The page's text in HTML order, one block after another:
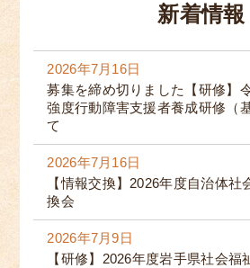
新着情報
2026年7月16日
募集を締め切りました【研修】
強度行動障害支援者養成研修（
て
2026年7月16日
【情報交換】2026年度自治体社
換会
2026年7月9日
【研修】2026年度岩手県社会